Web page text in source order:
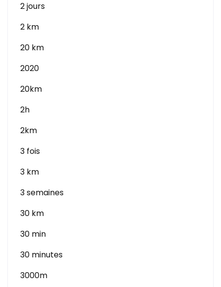
2 jours
2 km
20 km
2020
20km
2h
2km
3 fois
3 km
3 semaines
30 km
30 min
30 minutes
3000m